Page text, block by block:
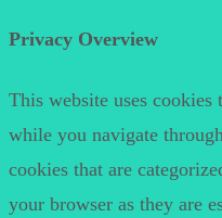
Privacy Overview
This website uses
while you navigate
cookies that are
your browser as they are